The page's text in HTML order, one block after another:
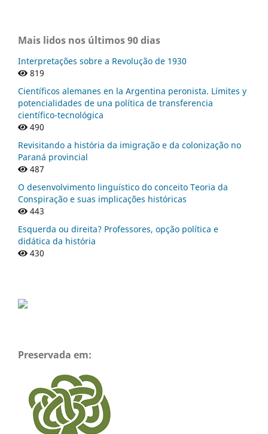
Mais lidos nos últimos 90 dias
Interpretações sobre a Revolução de 1930
819
Científicos alemanes en la Argentina peronista. Límites y
potencialidades de una política de transferencia
científico-tecnológica
490
Revisitando a história da imigração e da colonização no
Paraná provincial
487
O desenvolvimento linguístico do conceito Teoria da
Conspiração e suas implicações históricas
443
Esquerda ou direita? Professores, opção política e
didática da história
430
Preservada em: